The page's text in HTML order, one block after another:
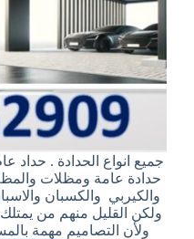
جميع انواع الحدادة . حداد
حدادة عامة ومظلات
والكيربي والكسبان
ولكن القليل منهم من يمتلك
ولأن التصاميم مهمة